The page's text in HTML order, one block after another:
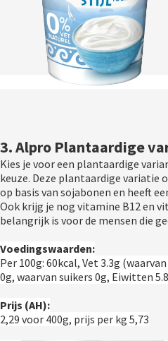
3. Alpro Plantaardige
Kies je voor een plantaardige
keuze. Deze plantaardige
op basis van sojabonen en heeft
Ook krijg je nog vitamine B12 en
belangrijk is voor de mensen die
Voedingswaarden:
Per 100g: 60kcal, Vet 3.3g
0g, waarvan suikers 0g, Eiwitten
Prijs (AH):
2,29 voor 400g, prijs per kg 5,73